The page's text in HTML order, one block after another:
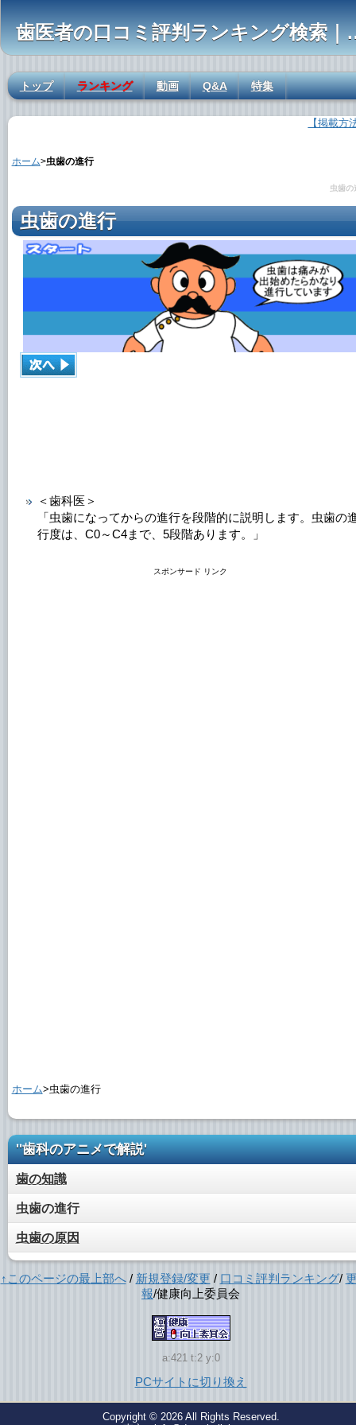
歯医者の口コ
トップ ランキング 動画 Q&A 特集
【掲載方
ホーム>虫歯の進行
虫歯の
虫歯の進行
＜歯科医＞
「虫歯になってからの進行を段階的に説明します。虫歯の
行度は、C0～C4まで、5段階あります。」
スポンサード リンク
ホーム>虫歯の進行
''歯科のアニメで解説'
歯の知識
虫歯の進行
虫歯の原因
↑このページの最上部へ/ 新規登録/変更 / 口コミ評判ランキング/
報/健康向上委員会
a:421 t:2 y:0
PCサイトに切り換え
Copyright © 2026 All Rights Reserved.